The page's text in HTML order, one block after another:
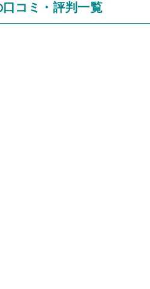
コミ・評判一覧